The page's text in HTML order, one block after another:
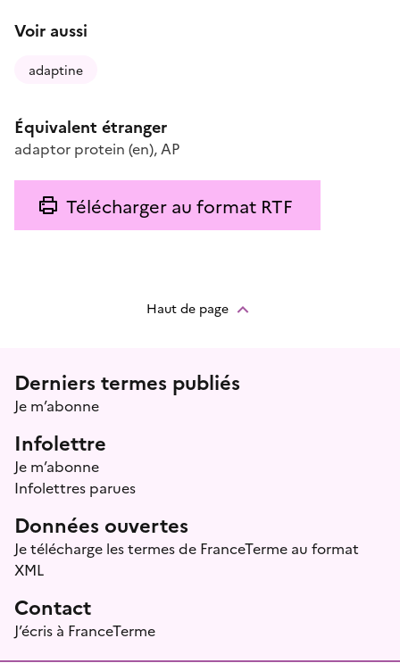
Voir aussi
adaptine
Équivalent étranger
adaptor protein (en), AP
Télécharger au format RTF
Haut de page
Menu prefooter
Derniers termes publiés
Je m’abonne
Infolettre
Je m’abonne
Infolettres parues
Données ouvertes
Je télécharge les termes de FranceTerme au format
XML
Contact
J’écris à FranceTerme